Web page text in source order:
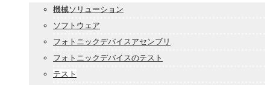
機械ソリューション
ソフトウェア
フォトニックデバイスアセンブリ
フォトニックデバイスのテスト
テスト